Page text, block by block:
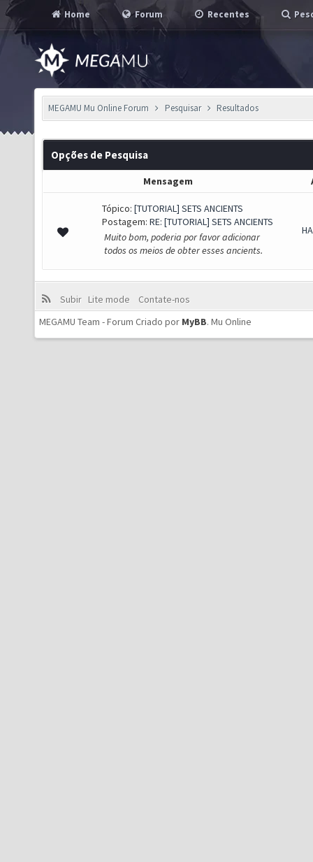
Home Forum Recentes
MEGAMU Mu Online Forum Pesquisar Resultados
Opções de Pesquisa
Mensagem
Tópico: [TUTORIAL] SETS ANCIENTS
Postagem: RE: [TUTORIAL] SETS ANCIENTS
Muito bom, poderia por favor adicionar
todos os meios de obter esses ancients.
Subir Lite mode
Contate-nos
MEGAMU Team - Forum Criado por MyBB. Mu Online